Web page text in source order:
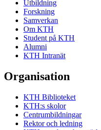
Utbildning
Forskning
Samverkan
Om KTH
Student på KTH
Alumni
KTH Intranät
Organisation
KTH Biblioteket
KTH:s skolor
Centrumbildningar
Rektor och ledning